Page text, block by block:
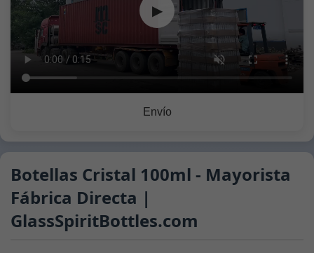
▶
Envío
Botellas Cristal 100ml - Mayorista
Fábrica Directa |
GlassSpiritBottles.com